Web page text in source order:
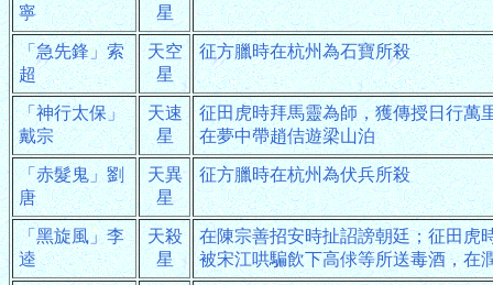
寧
星
「急先鋒」索
超
天空
星
征方臘時在杭州為石寶所殺
「神行太保」
戴宗
天速
星
征田虎時拜馬靈為師，獲傳授日行萬
在夢中帶趙佶遊梁山泊
「赤髮鬼」劉
唐
天異
星
征方臘時在杭州為伏兵所殺
「黑旋風」李
逵
天殺
星
在陳宗善招安時扯詔謗朝廷；征田虎
被宋江哄騙飲下高俅等所送毒酒，在